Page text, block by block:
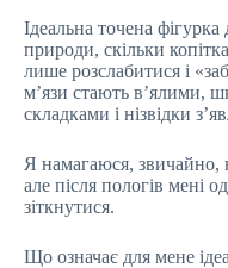
Ідеальна точена
природи, скільки
лише розслабитися і
м’язи стають в’ялими,
складками і нізвідки
Я намагаюся, звичайно,
але після пологів мені
зіткнутися.
Що означає для мене